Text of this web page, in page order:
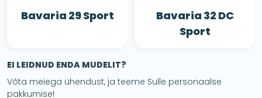
Bavaria 29 Sport
Bavaria 32 DC
Sport
EI LEIDNUD ENDA MUDELIT?
Võta meiega ühendust, ja teeme Sulle personaalse
pakkumise!